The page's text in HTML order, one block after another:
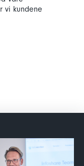
vi kundene